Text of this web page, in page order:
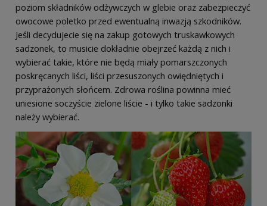
poziom składników odżywczych w glebie oraz zabezpieczyć
owocowe poletko przed ewentualną inwazją szkodników.
Jeśli decydujecie się na zakup gotowych truskawkowych
sadzonek, to musicie dokładnie obejrzeć każdą z nich i
wybierać takie, które nie będą miały pomarszczonych
poskręcanych liści, liści przesuszonych owiędniętych i
przyprażonych słońcem. Zdrowa roślina powinna mieć
uniesione soczyście zielone liście - i tylko takie sadzonki
należy wybierać.